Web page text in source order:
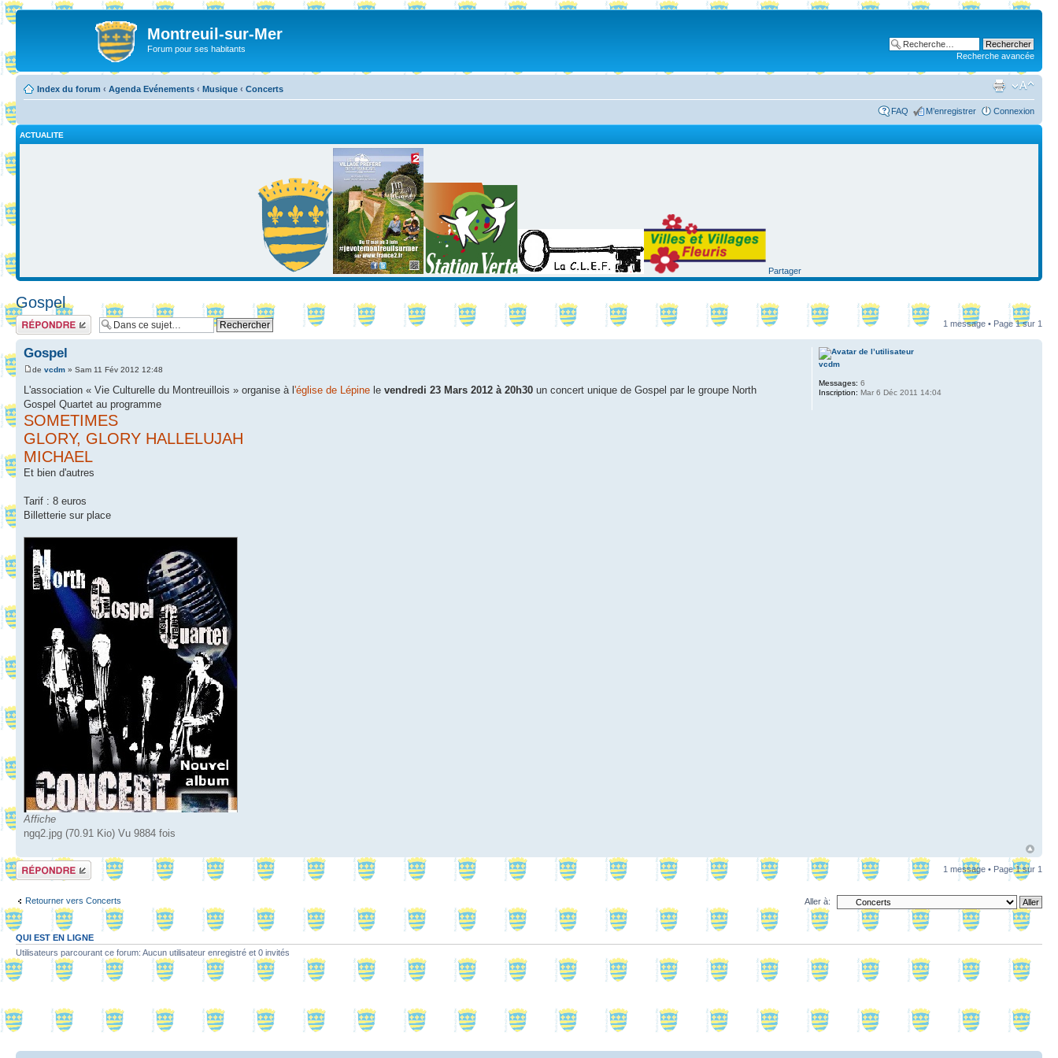
Montreuil-sur-Mer
Forum pour ses habitants
Recherche avancée
Index du forum ‹ Agenda Evénements ‹ Musique ‹ Concerts
FAQ M’enregistrer Connexion
ACTUALITE
Partager
Gospel
Répondre 1 message • Page1sur 1
Gospel
de vcdm » Sam 11 Fév 2012 12:48
L'association « Vie Culturelle du Montreuillois » organise à l'église de Lépine le vendredi 23 Mars 2012 à 20h30 un concert unique de Gospel par le groupe North
Gospel Quartet au programme
SOMETIMES
GLORY, GLORY HALLELUJAH
MICHAEL
Et bien d'autres
Tarif : 8 euros
Billetterie sur place
Affiche
ngq2.jpg (70.91 Kio) Vu 9884 fois
vcdm
Messages: 6
Inscription: Mar 6 Déc 2011 14:04
Répondre 1 message • Page1sur 1
Retourner vers Concerts Aller à:
QUI EST EN LIGNE
Utilisateurs parcourant ce forum: Aucun utilisateur enregistré et 0 invités